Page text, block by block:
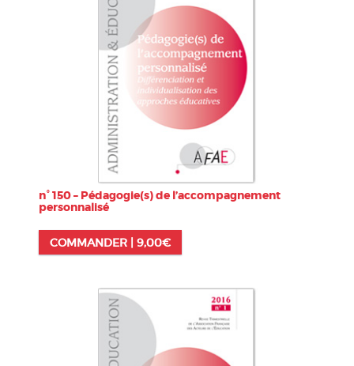
n° 150 – Pédagogie(s) de l’accompagnement
personnalisé
COMMANDER | 9,00€